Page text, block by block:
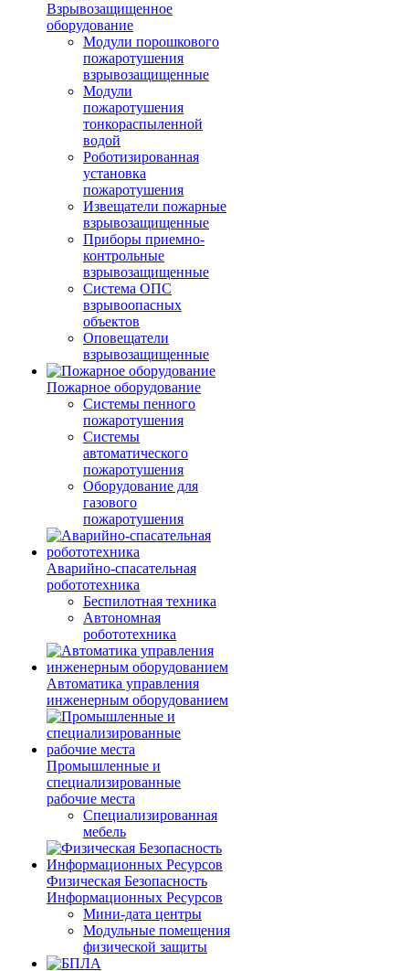
Взрывозащищенное
оборудование
Модули порошкового
пожаротушения
взрывозащищенные
Модули
пожаротушения
тонкораспыленной
водой
Роботизированная
установка
пожаротушения
Извещатели пожарные
взрывозащищенные
Приборы приемно-
контрольные
взрывозащищенные
Система ОПС
взрывоопасных
объектов
Оповещатели
взрывозащищенные
Пожарное оборудование
Системы пенного
пожаротушения
Системы
автоматического
пожаротушения
Оборудование для
газового
пожаротушения
Аварийно-спасательная
робототехника
Беспилотная техника
Автономная
робототехника
Автоматика управления
инженерным оборудованием
Промышленные и
специализированные
рабочие места
Специализированная
мебель
Физическая Безопасность
Информационных Ресурсов
Мини-дата центры
Модульные помещения
физической защиты